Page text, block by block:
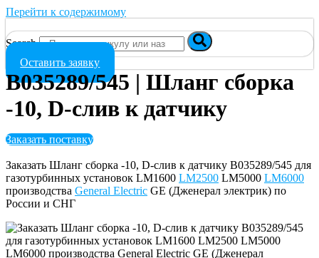
Перейти к содержимому
Search
Оставить заявку
B035289/545 | Шланг сборка
-10, D-слив к датчику
Заказать поставку
Заказать Шланг сборка -10, D-слив к датчику B035289/545 для
газотурбинных установок LM1600 LM2500 LM5000 LM6000
производства General Electric GE (Дженерал электрик) по
России и СНГ